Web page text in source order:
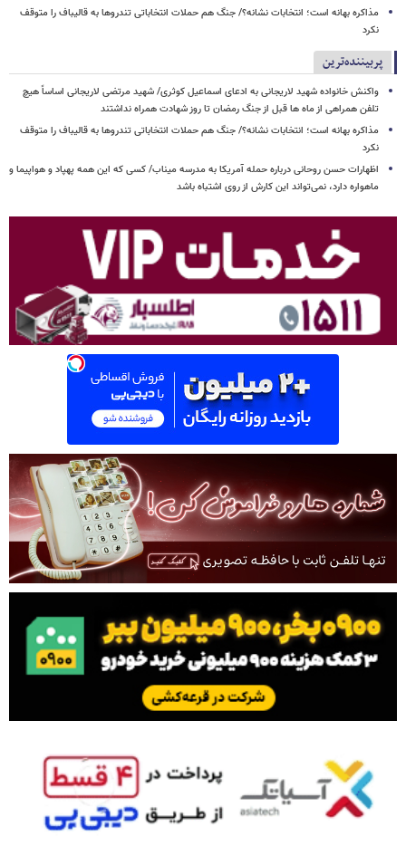
مذاکره بهانه است؛ انتخابات نشانه؟/ جنگ هم حملات انتخاباتی تندروها به قالیباف را متوقف
نکرد
پربیننده‌ترین
واکنش خانواده شهید لاریجانی به ادعای اسماعیل کوثری/ شهید مرتضی لاریجانی اساساً هیچ
تلفن همراهی از ماه ها قبل از جنگ رمضان تا روز شهادت همراه نداشتند
مذاکره بهانه است؛ انتخابات نشانه؟/ جنگ هم حملات انتخاباتی تندروها به قالیباف را متوقف
نکرد
اظهارات حسن روحانی درباره حمله آمریکا به مدرسه میناب/ کسی که این همه پهپاد و هواپیما و
ماهواره دارد، نمی‌تواند این کارش از روی اشتباه باشد